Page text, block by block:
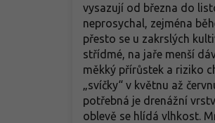
vysazují od března do
neprosychal, zejména
přesto se u zakrslých
střídmé, na jaře menší
měkký přírůstek a riziko
„svíčky“ v květnu až
potřebná je drenážní
oblevě se hlídá vlhkost.